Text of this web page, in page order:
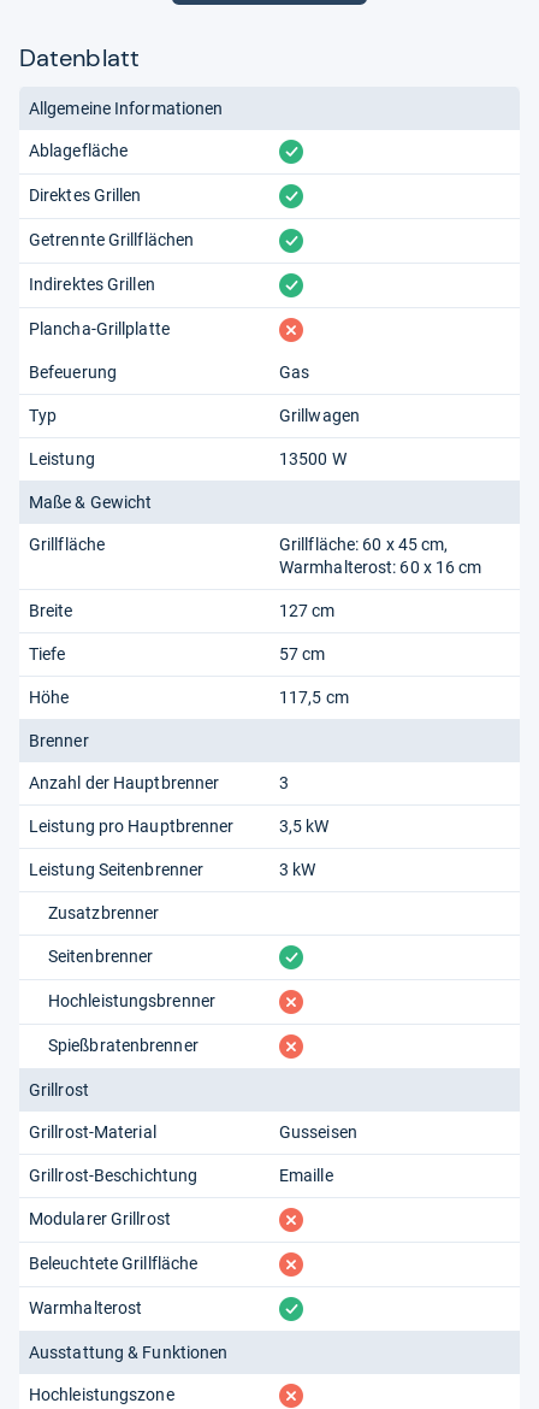
Datenblatt
Ablagefläche vorhanden
Direktes Grillen vorhanden
Getrennte Grillflächen vorhanden
Indirektes Grillen vorhanden
Plancha-Grillplatte fehlt
Allgemeine Informationen
Befeuerung Gas
Typ Grillwagen
Leistung 13500 W
Maße & Gewicht
Grillfläche
Grillfläche: 60 x 45 cm,
Warmhalterost: 60 x 16 cm
Breite 127 cm
Tiefe 57 cm
Höhe 117,5 cm
Brenner
Anzahl der Hauptbrenner 3
Leistung pro Hauptbrenner 3,5 kW
Leistung Seitenbrenner 3 kW
Zusatzbrenner
Seitenbrenner vorhanden
Hochleistungsbrenner fehlt
Spießbratenbrenner fehlt
Grillrost
Grillrost-Material Gusseisen
Grillrost-Beschichtung Emaille
Modularer Grillrost fehlt
Beleuchtete Grillfläche fehlt
Warmhalterost vorhanden
Ausstattung & Funktionen
Hochleistungszone fehlt